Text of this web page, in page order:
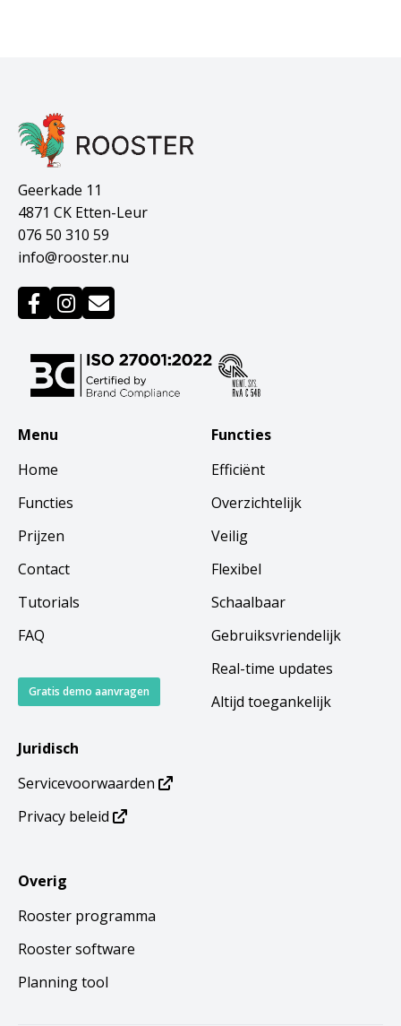
Geerkade 11
4871 CK Etten-Leur
076 50 310 59
info@rooster.nu
Menu
Home
Functies
Prijzen
Contact
Tutorials
FAQ
Gratis demo aanvragen
Functies
Efficiënt
Overzichtelijk
Veilig
Flexibel
Schaalbaar
Gebruiksvriendelijk
Real-time updates
Altijd toegankelijk
Juridisch
Servicevoorwaarden
Privacy beleid
Overig
Rooster programma
Rooster software
Planning tool